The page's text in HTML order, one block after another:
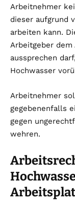
Arbeitnehmer
dieser aufgrund
arbeiten kann.
Arbeitgeber
aussprechen
Hochwasser
Arbeitnehmer
gegebenenfalls
gegen
wehren.